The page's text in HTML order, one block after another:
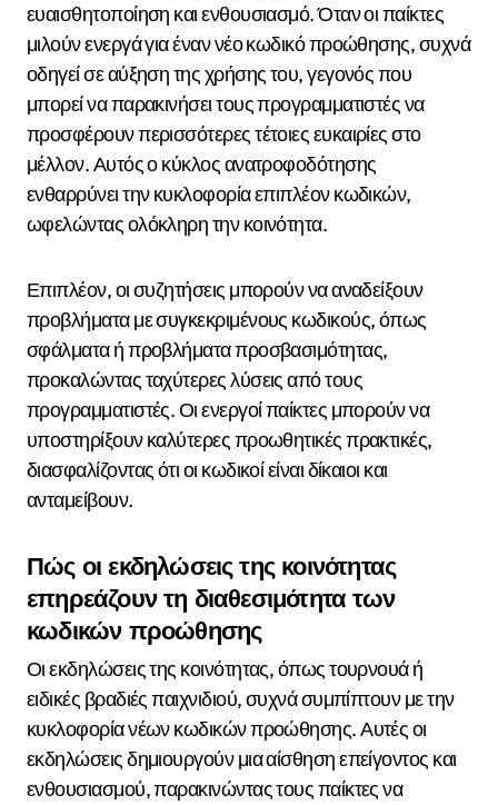
ευαισθητοποίηση και ενθουσιασμό. Όταν οι παίκτες
μιλούν ενεργά για έναν νέο κωδικό προώθησης, συχνά
οδηγεί σε αύξηση της χρήσης του, γεγονός που
μπορεί να παρακινήσει τους προγραμματιστές να
προσφέρουν περισσότερες τέτοιες ευκαιρίες στο
μέλλον. Αυτός ο κύκλος ανατροφοδότησης
ενθαρρύνει την κυκλοφορία επιπλέον κωδικών,
ωφελώντας ολόκληρη την κοινότητα.
Επιπλέον, οι συζητήσεις μπορούν να αναδείξουν
προβλήματα με συγκεκριμένους κωδικούς, όπως
σφάλματα ή προβλήματα προσβασιμότητας,
προκαλώντας ταχύτερες λύσεις από τους
προγραμματιστές. Οι ενεργοί παίκτες μπορούν να
υποστηρίξουν καλύτερες προωθητικές πρακτικές,
διασφαλίζοντας ότι οι κωδικοί είναι δίκαιοι και
ανταμείβουν.
Πώς οι εκδηλώσεις της κοινότητας
επηρεάζουν τη διαθεσιμότητα των
κωδικών προώθησης
Οι εκδηλώσεις της κοινότητας, όπως τουρνουά ή
ειδικές βραδιές παιχνιδιού, συχνά συμπίπτουν με την
κυκλοφορία νέων κωδικών προώθησης. Αυτές οι
εκδηλώσεις δημιουργούν μια αίσθηση επείγοντος και
ενθουσιασμού, παρακινώντας τους παίκτες να